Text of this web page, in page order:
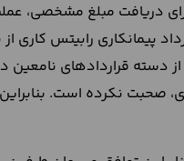
دریافت مبلغ مشخصی،
رابیتس کاری از
از دسته قراردادهای
صحبت نکرده است.